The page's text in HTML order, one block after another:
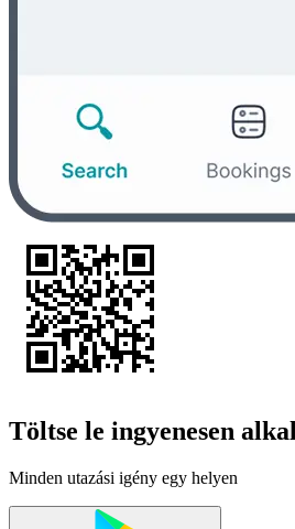
Töltse le ingyenesen
Minden utazási igény egy helyen